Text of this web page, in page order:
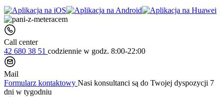
Call center
42 680 38 51 codziennie w godz. 8:00-22:00
Mail
Formularz kontaktowy Nasi konsultanci są do Twojej dyspozycji 7
dni w tygodniu